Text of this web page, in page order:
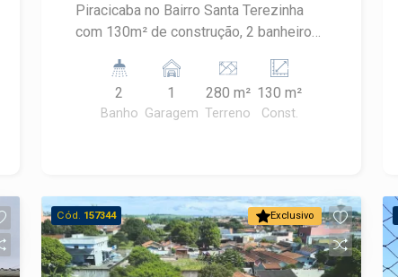
Piracicaba no Bairro Santa Terezinha
com 130m² de construção, 2 banheiros
parte inferior;
2
Banho
1
Garagem
280 m²
Terreno
130 m²
Const.
Exclusivo
Cód. 157344